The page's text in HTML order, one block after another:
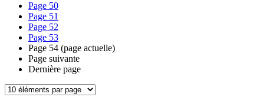
Page 50
Page 51
Page 52
Page 53
Page 54 (page actuelle)
Page suivante
Dernière page